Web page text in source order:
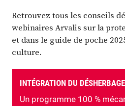
Retrouvez tous les conseils
webinaires Arvalis sur la
et dans le guide de poche
culture.
INTÉGRATION DU
Un programme 100 %